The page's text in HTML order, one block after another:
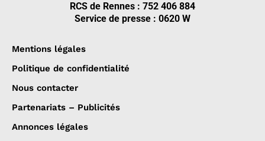
RCS de Rennes : 752 406 884
Service de presse : 0620 W
Mentions légales
Politique de confidentialité
Nous contacter
Partenariats – Publicités
Annonces légales